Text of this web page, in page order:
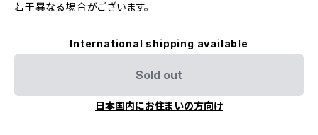
若干異なる場合がございます。
International shipping available
Sold out
日本国内にお住まいの方向け